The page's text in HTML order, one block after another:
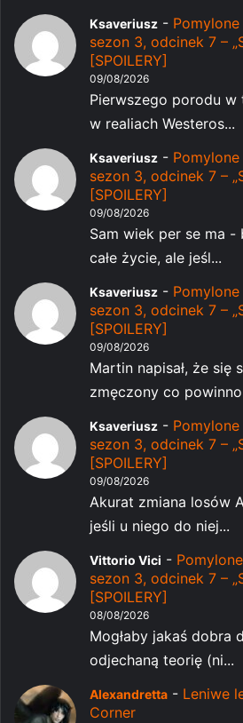
Ksaveriusz -
sezon 3, odcinek 7 –
[SPOILERY]
09/08/2026
Pierwszego porodu
w realiach Westeros...
Ksaveriusz -
sezon 3, odcinek 7 –
[SPOILERY]
09/08/2026
Sam wiek per se ma -
całe życie, ale jeśl...
Ksaveriusz -
sezon 3, odcinek 7 –
[SPOILERY]
09/08/2026
Martin napisał, że się
zmęczony co
Ksaveriusz -
sezon 3, odcinek 7 –
[SPOILERY]
09/08/2026
Akurat zmiana losów
jeśli u niego do niej...
Vittorio Vici -
sezon 3, odcinek 7 –
[SPOILERY]
08/08/2026
Mogłaby jakaś dobra
odjechaną teorię (ni...
Alexandretta - Leniwe
Corner